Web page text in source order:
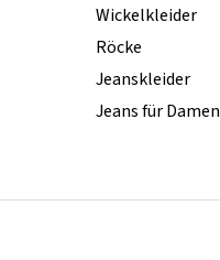
Wickelkleider
Röcke
Jeanskleider
Jeans für Damen